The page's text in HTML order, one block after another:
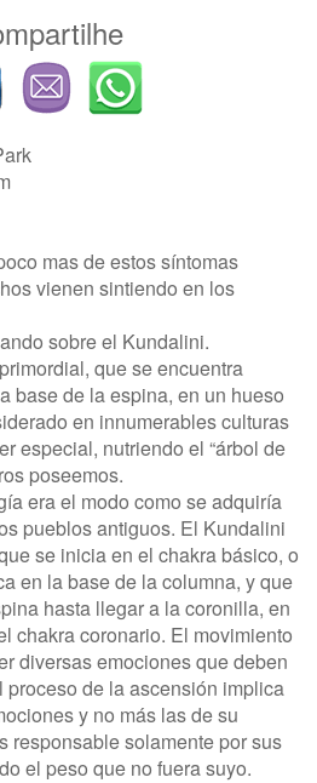
mas de estos síntomas
vienen sintiendo en los
sobre el Kundalini.
que se encuentra
base de la espina, en un hueso
en innumerables culturas
especial, nutriendo el “árbol de
poseemos.
era el modo como se adquiría
pueblos antiguos. El Kundalini
se inicia en el chakra básico, o
en la base de la columna, y que
hasta llegar a la coronilla, en
chakra coronario. El movimiento
diversas emociones que deben
proceso de la ascensión implica
y no más las de su
responsable solamente por sus
el peso que no fuera suyo.